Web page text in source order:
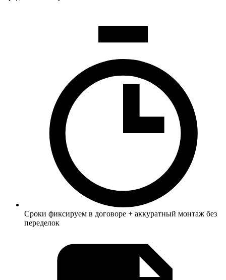
Сроки фиксируем в договоре + аккуратный монтаж без
переделок